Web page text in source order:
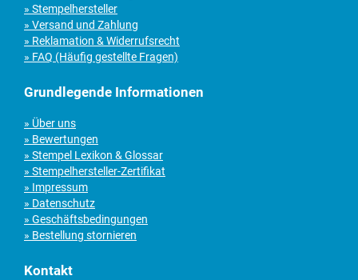
» Stempelhersteller
» Versand und Zahlung
» Reklamation & Widerrufsrecht
» FAQ (Häufig gestellte Fragen)
Grundlegende Informationen
» Über uns
» Bewertungen
» Stempel Lexikon & Glossar
» Stempelhersteller-Zertifikat
» Impressum
» Datenschutz
» Geschäftsbedingungen
» Bestellung stornieren
Kontakt